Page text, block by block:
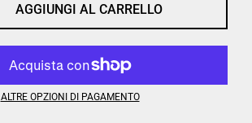
AGGIUNGI AL CARRELLO
ALTRE OPZIONI DI PAGAMENTO